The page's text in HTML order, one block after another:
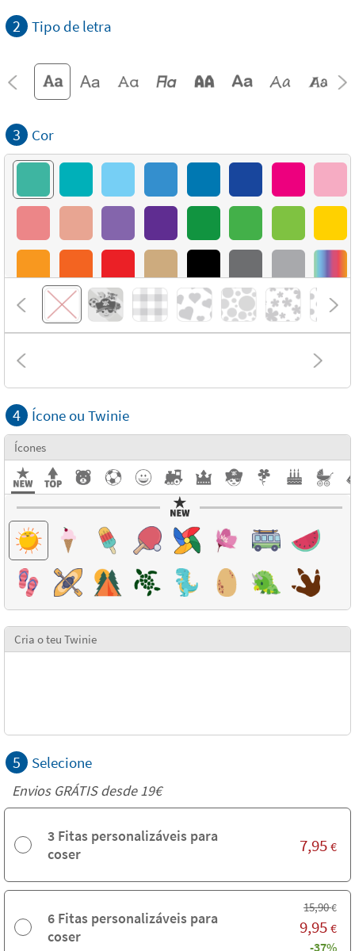
2 Tipo de letra
3 Cor
4 Ícone ou Twinie
Ícones
Cria o teu Twinie
5 Selecione
Envios GRÁTIS desde 19€
3 Fitas personalizáveis para
coser
7,95 €
6 Fitas personalizáveis para
coser
15,90€
9,95 €
-37%